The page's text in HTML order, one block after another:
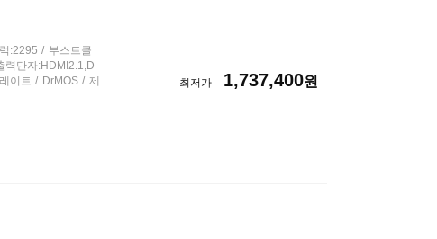
:2295
부스트클
력단자:HDMI2.1,D
이트 DrMOS
제
최저가 1,737,400원